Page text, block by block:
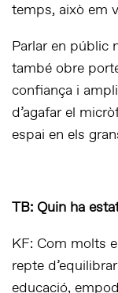
temps, això em
Parlar en públic
també obre
confiança i
d’agafar el
espai en els
TB: Quin ha
KF: Com molts
repte
educació,